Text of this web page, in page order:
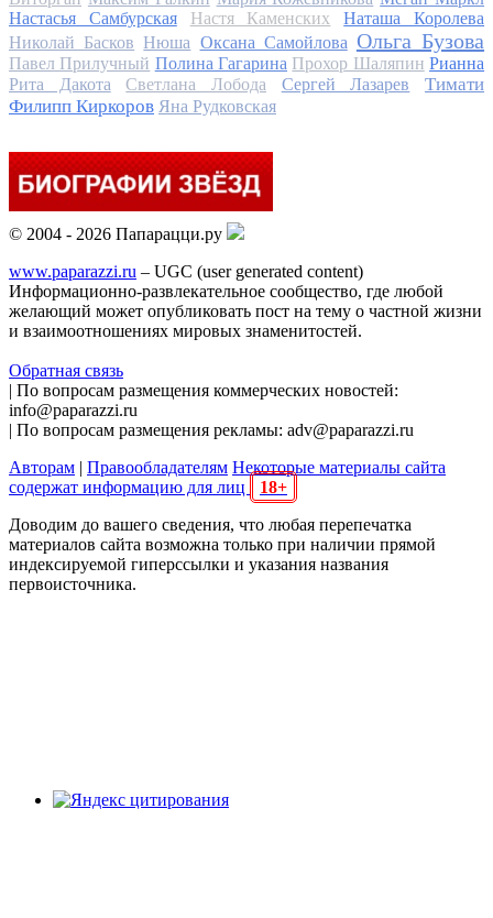
Настасья Самбурская
Настя Каменских
Наташа Королева
Николай Басков Нюша Оксана Самойлова Ольга Бузова
Павел Прилучный Полина Гагарина Прохор Шаляпин Рианна
Рита Дакота
Светлана Лобода Сергей Лазарев
Тимати
Филипп Киркоров Яна Рудковская
© 2004 - 2026 Папарацци.ру
www.paparazzi.ru – UGC (user generated content)
Информационно-развлекательное сообщество, где любой
желающий может опубликовать пост на тему о частной жизни
и взаимоотношениях мировых знаменитостей.
Обратная связь
| По вопросам размещения коммерческих новостей:
info@paparazzi.ru
| По вопросам размещения рекламы: adv@paparazzi.ru
Авторам | Правообладателям Некоторые материалы сайта
содержат информацию для лиц
18+
Доводим до вашего сведения, что любая перепечатка
материалов сайта возможна только при наличии прямой
индексируемой гиперссылки и указания названия
первоисточника.